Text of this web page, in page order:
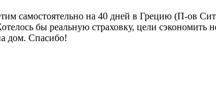
самостоятельно на 40 дней в Грецию (П-ов
бы реальную страховку, цели сэкономить
дом. Спасибо!